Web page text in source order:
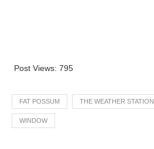
Post Views: 795
FAT POSSUM THE WEATHER STATION
WINDOW